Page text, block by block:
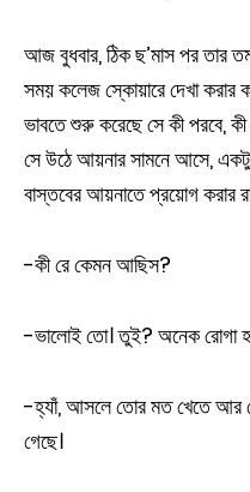
আজ বুধবার, ঠিক ছ’মাস পর তার
সময় কলেজ স্কোয়ারে দেখা করার
ভাবতে শুরু করেছে সে কী পরবে, কী
সে উঠে আয়নার সামনে আসে,
বাস্তবের আয়নাতে প্রয়োগ করার
-কী রে কেমন আছিস?
-ভালোই তো। তুই? অনেক রোগা
-হ্যাঁ, আসলে তোর মত খেতে আর
গেছে।